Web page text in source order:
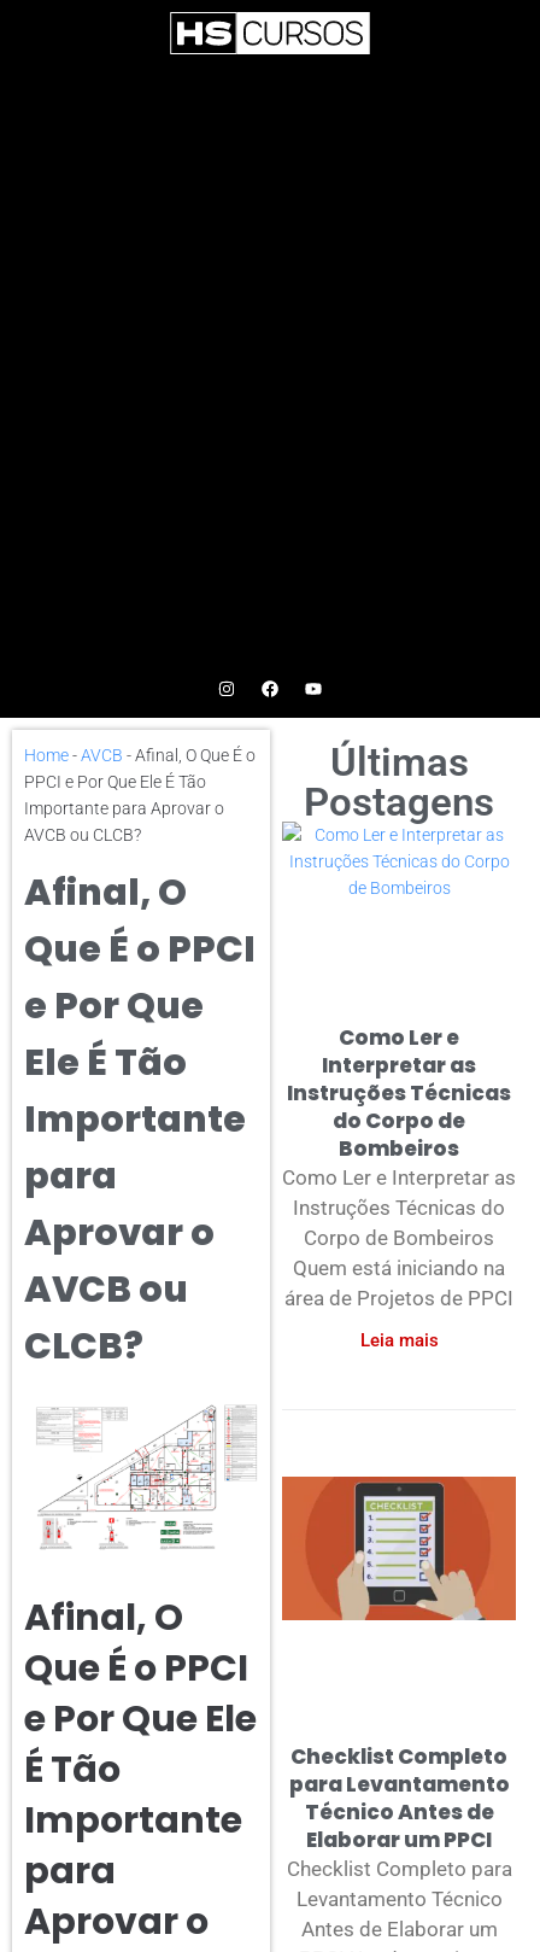
Home-AVCB -Afinal, O Que É o
PPCI e Por Que Ele É Tão
Importante para Aprovar o
AVCB ou CLCB?
Afinal, O
Que É o PPCI
e Por Que
Ele É Tão
Importante
para
Aprovar o
AVCB ou
CLCB?
Afinal, O
Que É o PPCI
e Por Que Ele
É Tão
Importante
para
Aprovar o
Últimas
Postagens
Como Ler e
Interpretar as
Instruções Técnicas
do Corpo de
Bombeiros
Como Ler e Interpretar as
Instruções Técnicas do
Corpo de Bombeiros
Quem está iniciando na
área de Projetos de PPCI
Leia mais
Checklist Completo
para Levantamento
Técnico Antes de
Elaborar um PPCI
Checklist Completo para
Levantamento Técnico
Antes de Elaborar um